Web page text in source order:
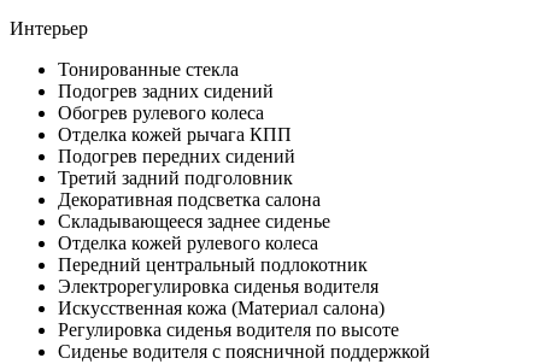
Интерьер
Тонированные стекла
Подогрев задних сидений
Обогрев рулевого колеса
Отделка кожей рычага КПП
Подогрев передних сидений
Третий задний подголовник
Декоративная подсветка салона
Складывающееся заднее сиденье
Отделка кожей рулевого колеса
Передний центральный подлокотник
Электрорегулировка сиденья водителя
Искусственная кожа (Материал салона)
Регулировка сиденья водителя по высоте
Сиденье водителя с поясничной поддержкой